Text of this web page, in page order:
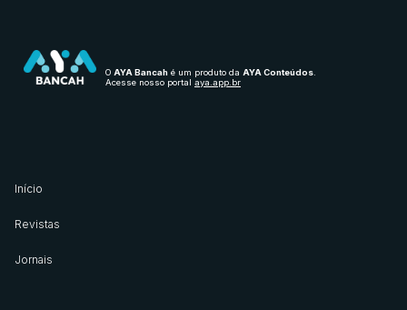
O AYA Bancah é um produto da AYA Conteúdos
Acesse nosso portal aya.app.br
Início
Revistas
Jornais